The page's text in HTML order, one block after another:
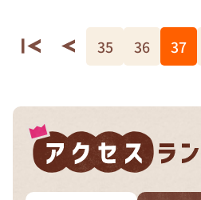
35 36 37